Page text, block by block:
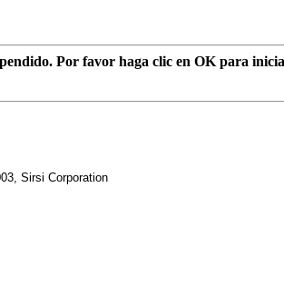
Por favor haga clic en OK para
Sirsi Corporation